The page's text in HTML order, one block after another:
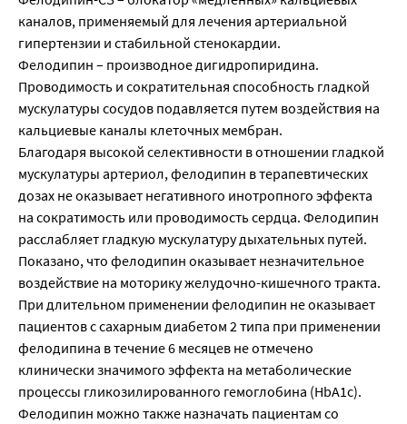
каналов, применяемый для лечения артериальной
гипертензии и стабильной стенокардии.
Фелодипин – производное дигидропиридина.
Проводимость и сократительная способность гладкой
мускулатуры сосудов подавляется путем воздействия на
кальциевые каналы клеточных мембран.
Благодаря высокой селективности в отношении гладкой
мускулатуры артериол, фелодипин в терапевтических
дозах не оказывает негативного инотропного эффекта
на сократимость или проводимость сердца. Фелодипин
расслабляет гладкую мускулатуру дыхательных путей.
Показано, что фелодипин оказывает незначительное
воздействие на моторику желудочно-кишечного тракта.
При длительном применении фелодипин не оказывает
пациентов с сахарным диабетом 2 типа при применении
фелодипина в течение 6 месяцев не отмечено
клинически значимого эффекта на метаболические
процессы гликозилированного гемоглобина (НbА1с).
Фелодипин можно также назначать пациентам со